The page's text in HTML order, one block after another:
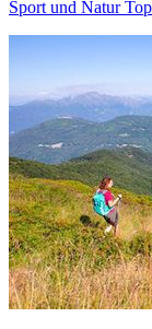
Sport und Natur